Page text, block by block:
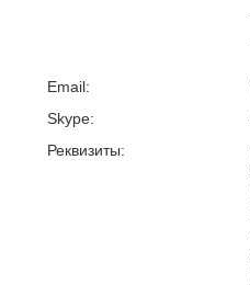
Email:
Skype:
Реквизиты: